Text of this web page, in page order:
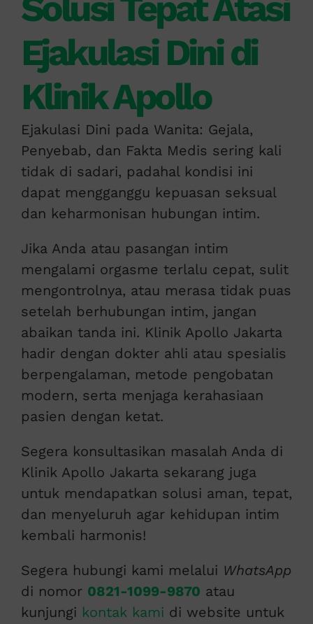
Ejakulasi Dini di
Klinik Apollo
Ejakulasi Dini pada Wanita: Gejala,
Penyebab, dan Fakta Medis sering kali
tidak di sadari, padahal kondisi ini
dapat mengganggu kepuasan seksual
dan keharmonisan hubungan intim.
Jika Anda atau pasangan intim
mengalami orgasme terlalu cepat, sulit
mengontrolnya, atau merasa tidak puas
setelah berhubungan intim, jangan
abaikan tanda ini. Klinik Apollo Jakarta
hadir dengan dokter ahli atau spesialis
berpengalaman, metode pengobatan
modern, serta menjaga kerahasiaan
pasien dengan ketat.
Segera konsultasikan masalah Anda di
Klinik Apollo Jakarta sekarang juga
untuk mendapatkan solusi aman, tepat,
dan menyeluruh agar kehidupan intim
kembali harmonis!
Segera hubungi kami melalui WhatsApp
di nomor 0821-1099-9870 atau
kunjungi kontak kami di website untuk